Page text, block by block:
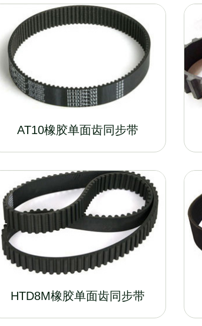
AT10橡胶单面齿同步带
HTD8M橡胶单面齿同步带